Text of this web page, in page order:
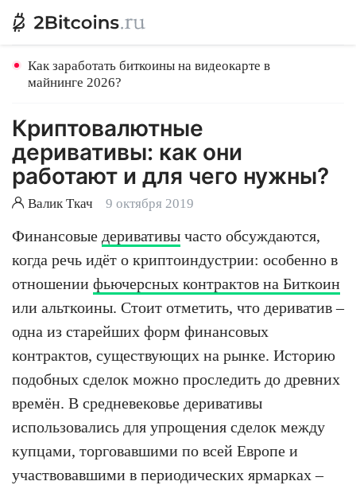
Как заработать биткоины на видеокарте в
майнинге 2026?
Криптовалютные
деривативы: как они
работают и для чего нужны?
Валик Ткач 9 октября 2019
Финансовые деривативы часто обсуждаются,
когда речь идёт о криптоиндустрии: особенно в
отношении фьючерсных контрактов на Биткоин
или альткоины. Стоит отметить, что дериватив –
одна из старейших форм финансовых
контрактов, существующих на рынке. Историю
подобных сделок можно проследить до древних
времён. В средневековье деривативы
использовались для упрощения сделок между
купцами, торговавшими по всей Европе и
участвовавшими в периодических ярмарках –